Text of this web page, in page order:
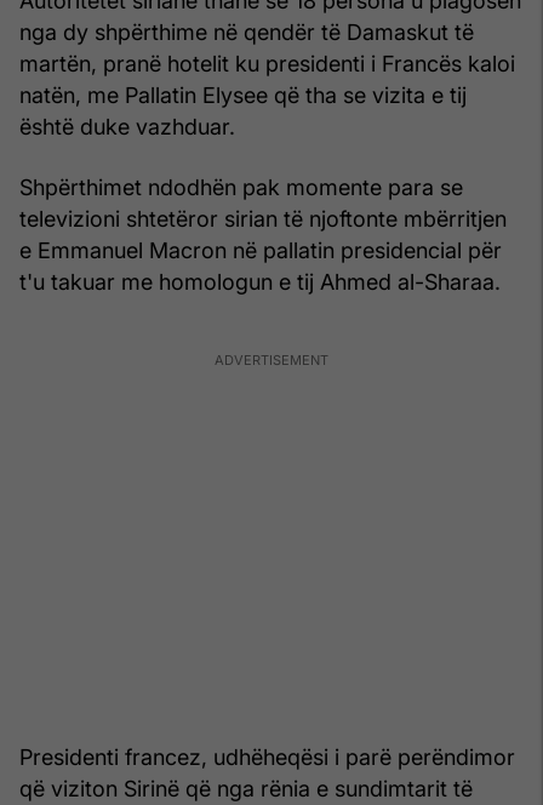
nga dy shpërthime në qendër të Damaskut të
martën, pranë hotelit ku presidenti i Francës kaloi
natën, me Pallatin Elysee që tha se vizita e tij
është duke vazhduar.
Shpërthimet ndodhën pak momente para se
televizioni shtetëror sirian të njoftonte mbërritjen
e Emmanuel Macron në pallatin presidencial për
t'u takuar me homologun e tij Ahmed al-Sharaa.
Presidenti francez, udhëheqësi i parë perëndimor
që viziton Sirinë që nga rënia e sundimtarit të